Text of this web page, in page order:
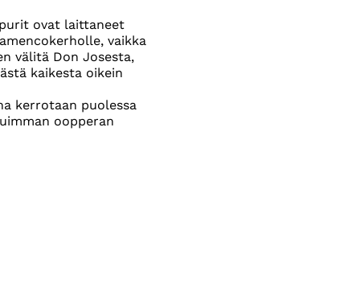
ovat laittaneet
vaikka
välitä Don Josesta,
kaikesta oikein
kerrotaan puolessa
oopperan